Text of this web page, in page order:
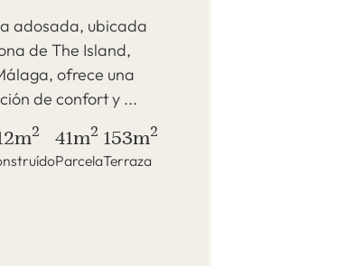
adosada, ubicada
de The Island,
ofrece una
de confort y ...
2 41m2
Parcela
153m2
Terraza